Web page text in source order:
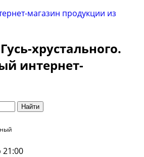
хрустального.
интернет-
Найти
21:00